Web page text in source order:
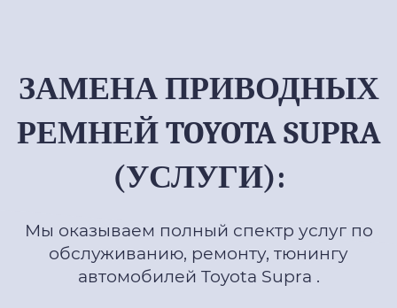
ЗАМЕНА ПРИВОДНЫХ
РЕМНЕЙ TOYOTA SUPRA
(УСЛУГИ):
Мы оказываем полный спектр услуг по
обслуживанию, ремонту, тюнингу
автомобилей Toyota Supra .